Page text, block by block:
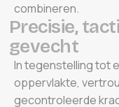
combineren.
Precisie, tacti
gevecht
In tegenstelling tot
oppervlakte,
gecontroleerde